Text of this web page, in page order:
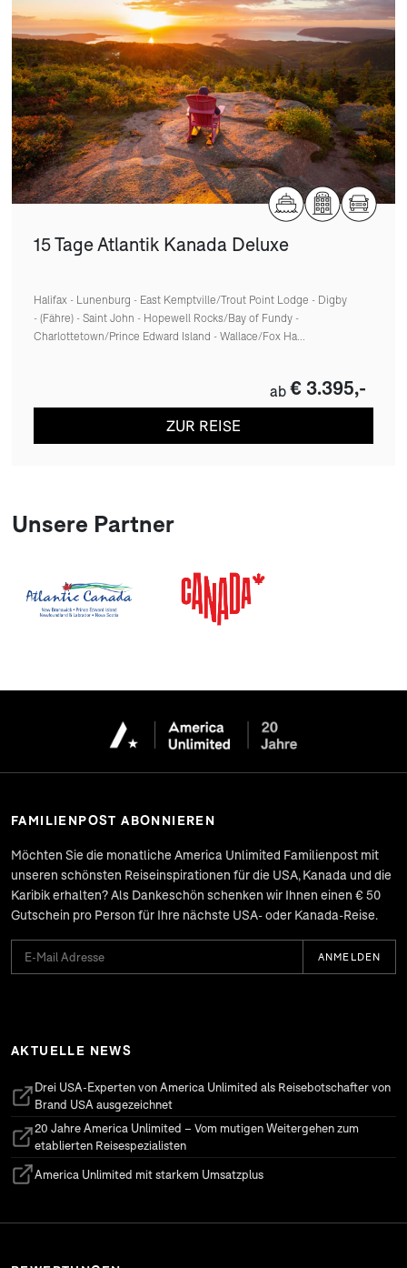
15 Tage Atlantik Kanada Deluxe
Halifax - Lunenburg - East Kemptville/Trout Point Lodge - Digby
- (Fähre) - Saint John - Hopewell Rocks/Bay of Fundy -
Charlottetown/Prince Edward Island - Wallace/Fox Ha...
ab € 3.395,-
ZUR REISE
Unsere Partner
FAMILIENPOST ABONNIEREN
Möchten Sie die monatlicheAmerica Unlimited Familienpost mit
unseren schönsten Reiseinspirationen für die USA, Kanada und die
Karibik erhalten? Als Dankeschön schenken wir Ihnen einen € 50
Gutschein pro Person für Ihre nächste USA- oder Kanada-Reise.
ANMELDEN
AKTUELLE NEWS
Drei USA-Experten von America Unlimited als Reisebotschafter von
Brand USA ausgezeichnet
(öffnet in neuem Tab)
20 Jahre America Unlimited – Vom mutigen Weitergehen zum
etablierten Reisespezialisten
(öffnet in neuem Tab)
America Unlimited mit starkem Umsatzplus
(öffnet in neuem Tab)